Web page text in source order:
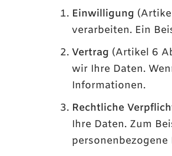
Einwilligung
verarbeiten. Ein
Vertrag (Artikel 6
wir Ihre Daten.
Informationen.
Rechtliche
Ihre Daten. Zum
personenbezogene